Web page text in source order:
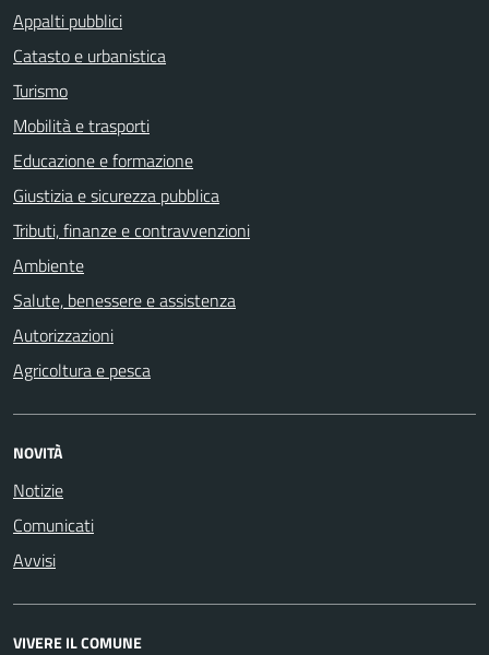
Appalti pubblici
Catasto e urbanistica
Turismo
Mobilità e trasporti
Educazione e formazione
Giustizia e sicurezza pubblica
Tributi, finanze e contravvenzioni
Ambiente
Salute, benessere e assistenza
Autorizzazioni
Agricoltura e pesca
NOVITÀ
Notizie
Comunicati
Avvisi
VIVERE IL COMUNE